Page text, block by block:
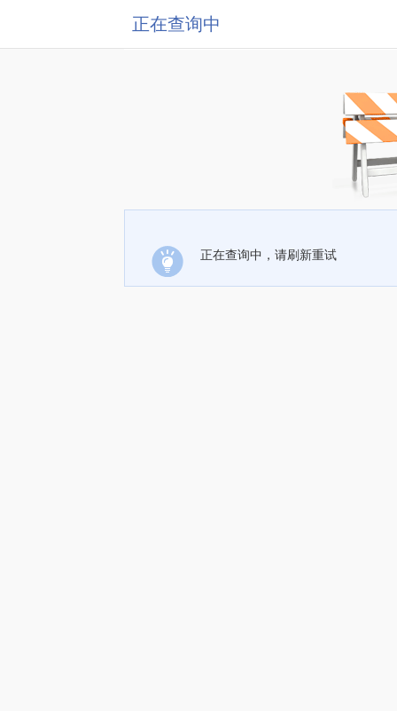
正在查询中
正在查询中，请刷新重试